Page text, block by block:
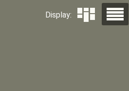
Display: